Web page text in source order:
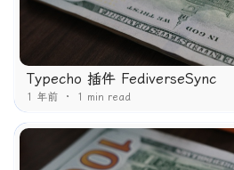
Typecho 插件 FediverseSync
1 年前 1 min read